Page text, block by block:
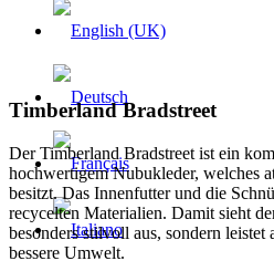
Timberland Bradstreet
Der Timberland Bradstreet ist ein
hochwertigem Nubukleder, welches
besitzt. Das Innenfutter und die
recycelten Materialien. Damit sieht
besonders stilvoll aus, sondern
bessere Umwelt.